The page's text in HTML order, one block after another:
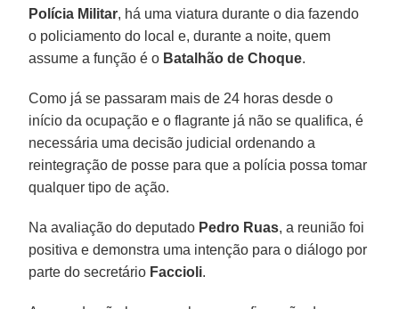
Polícia Militar, há uma viatura durante o dia fazendo
o policiamento do local e, durante a noite, quem
assume a função é o Batalhão de Choque.
Como já se passaram mais de 24 horas desde o
início da ocupação e o flagrante já não se qualifica, é
necessária uma decisão judicial ordenando a
reintegração de posse para que a polícia possa tomar
qualquer tipo de ação.
Na avaliação do deputado Pedro Ruas, a reunião foi
positiva e demonstra uma intenção para o diálogo por
parte do secretário Faccioli.